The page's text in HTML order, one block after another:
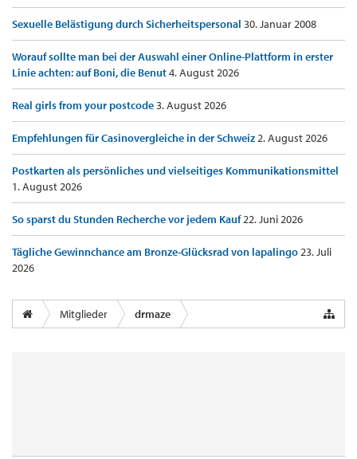
Sexuelle Belästigung durch Sicherheitspersonal 30. Januar 2008
Worauf sollte man bei der Auswahl einer Online-Plattform in erster
Linie achten: auf Boni, die Benut4. August 2026
Real girls from your postcode3. August 2026
Empfehlungen für Casinovergleiche in der Schweiz2. August 2026
Postkarten als persönliches und vielseitiges Kommunikationsmittel
1. August 2026
So sparst du Stunden Recherche vor jedem Kauf22. Juni 2026
Tägliche Gewinnchance am Bronze-Glücksrad von lapalingo23. Juli
2026
Mitglieder drmaze